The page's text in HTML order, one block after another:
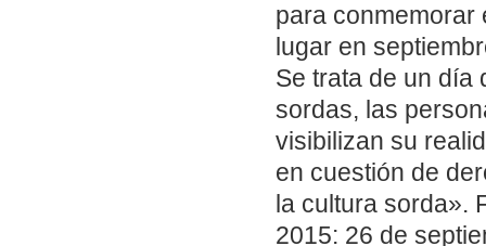
para conmemorar
lugar en
Se trata de un día
sordas, las
visibilizan su
en cuestión de
la cultura sorda».
2015: 26 de